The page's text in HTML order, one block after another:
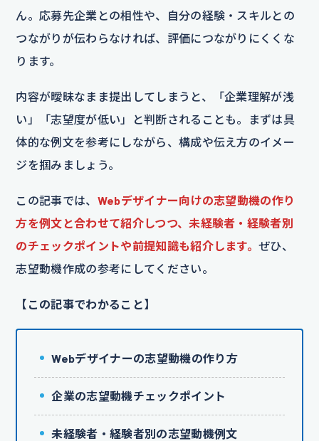
ん。応募先企業との相性や、自分の経験・スキルとの
つながりが伝わらなければ、評価につながりにくくな
ります。
内容が曖昧なまま提出してしまうと、「企業理解が浅
い」「志望度が低い」と判断されることも。まずは具
体的な例文を参考にしながら、構成や伝え方のイメー
ジを掴みましょう。
この記事では、 Webデザイナー向けの志望動機の作り
方を例文と合わせて紹介しつつ、未経験者・経験者別
のチェックポイントや前提知識も紹介します。ぜひ、
志望動機作成の参考にしてください。
【この記事でわかること】
Webデザイナーの志望動機の作り方
企業の志望動機チェックポイント
未経験者・経験者別の志望動機例文